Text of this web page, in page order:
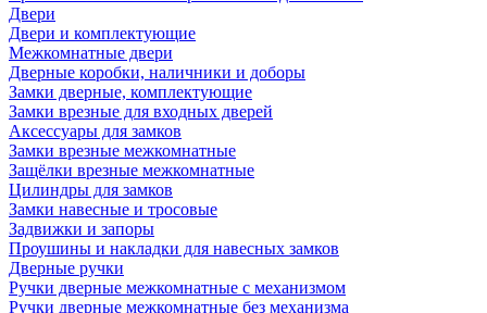
Двери
Двери и комплектующие
Межкомнатные двери
Дверные коробки, наличники и доборы
Замки дверные, комплектующие
Замки врезные для входных дверей
Аксессуары для замков
Замки врезные межкомнатные
Защёлки врезные межкомнатные
Цилиндры для замков
Замки навесные и тросовые
Задвижки и запоры
Проушины и накладки для навесных замков
Дверные ручки
Ручки дверные межкомнатные с механизмом
Ручки дверные межкомнатные без механизма